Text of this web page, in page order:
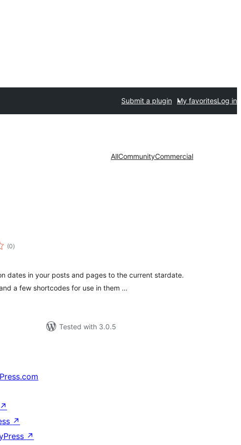
Submit a plugin My favoritesLog in
AllCommunityCommercial
(0total
ratings
)
dates in your posts and pages to the current stardate.
a few shortcodes for use in them …
Tested with 3.0.5
↗
↗
↗